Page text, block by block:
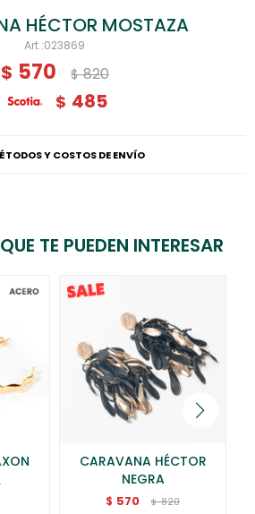
HÉCTOR MOSTAZA
023869
$ 570 $ 820
$ 485
Y COSTOS DE ENVÍO
TE PUEDEN INTERESAR
CARAVANA HÉCTOR
NEGRA
$ 570 $ 820